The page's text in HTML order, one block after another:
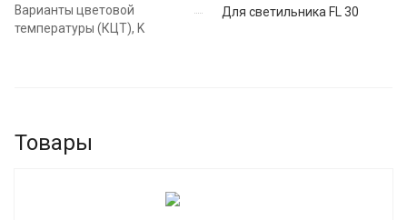
Варианты цветовой
температуры (КЦТ), K
Для светильника FL 30
Товары